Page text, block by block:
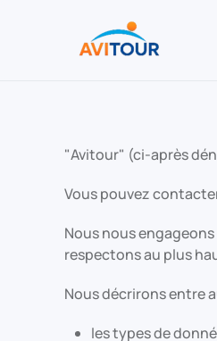
Accéder au contenu
"Avitour" (ci-après
Vous pouvez
Nous nous
respectons au plus
Nous décrirons entre
les types de